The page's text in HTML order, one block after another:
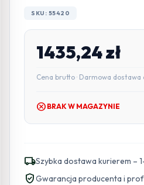
SKU: 55420
1435,24zł
Cena brutto · Darmowa dostawa
cancel BRAK W MAGAZYNIE
local_shippingSzybka dostawa kurierem –
verified_userGwarancja producenta i